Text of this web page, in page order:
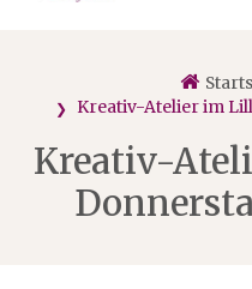
Kreativ-Atelier im
Kreativ-